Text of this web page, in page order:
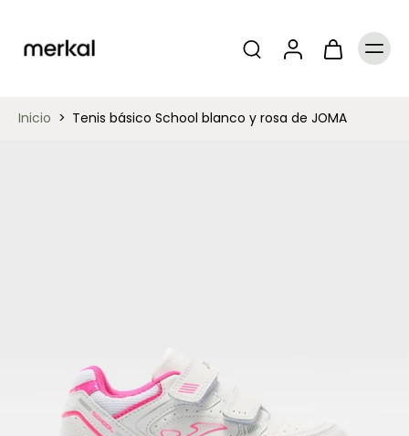
Inicio > Tenis básico School blanco y rosa de JOMA